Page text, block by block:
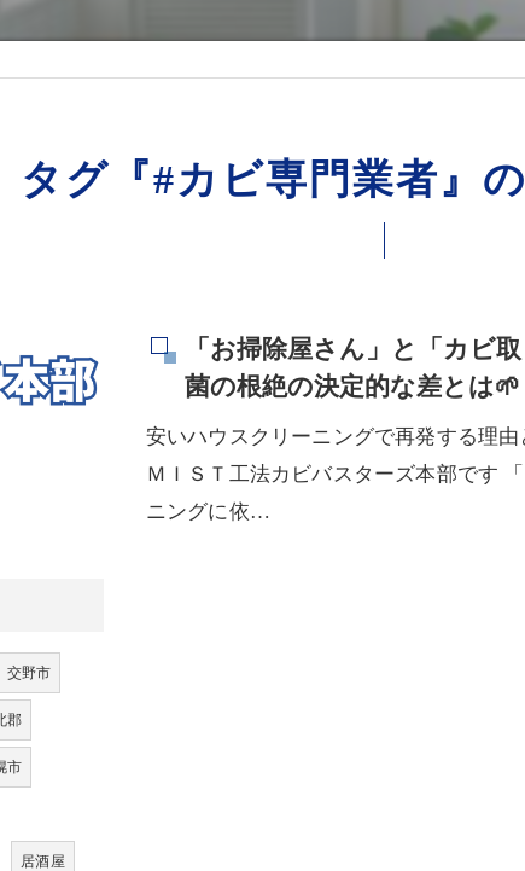
タグ『#カビ専門業者』
「お掃除屋さん」と「カビ
菌の根絶の決定的な差とは🌱
安いハウスクリーニングで再発する理
ＭＩＳＴ工法カビバスターズ本部です
ニングに依…
交野市
郡
市
居酒屋